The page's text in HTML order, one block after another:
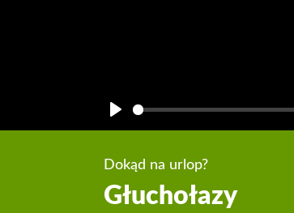
Dokąd na urlop?
Głuchołazy